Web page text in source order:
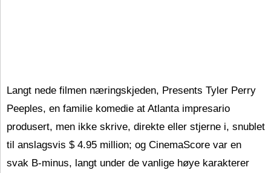
Langt nede filmen næringskjeden, Presents Tyler Perry
Peeples, en familie komedie at Atlanta impresario
produsert, men ikke skrive, direkte eller stjerne i, snublet
til anslagsvis $ 4.95 million; og CinemaScore var en
svak B-minus, langt under de vanlige høye karakterer